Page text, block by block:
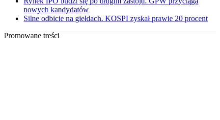
nowych kandydatów
Silne odbicie na giełdach. KOSPI zyskał prawie 20 procent
Promowane treści